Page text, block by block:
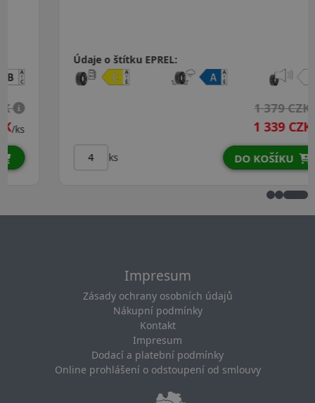
Údaje o štítku EPREL:
1 379 CZK
1 339 CZK/ks
DO KOŠÍKU
Impresum
Zásady ochrany osobních údajů
Nákupní podmínky
Kontakt
Impresum
Dodací a platební podmínky
Online prohlášení o odstoupení od smlouvy